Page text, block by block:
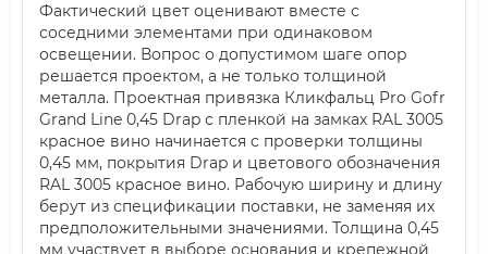
Фактический цвет оценивают вместе с
соседними элементами при одинаковом
освещении. Вопрос о допустимом шаге опор
решается проектом, а не только толщиной
металла. Проектная привязка Кликфальц Pro Gofr
Grand Line 0,45 Drap с пленкой на замках RAL 3005
красное вино начинается с проверки толщины
0,45 мм, покрытия Drap и цветового обозначения
RAL 3005 красное вино. Рабочую ширину и длину
берут из спецификации поставки, не заменяя их
предположительными значениями. Толщина 0,45
мм участвует в выборе основания и крепежной